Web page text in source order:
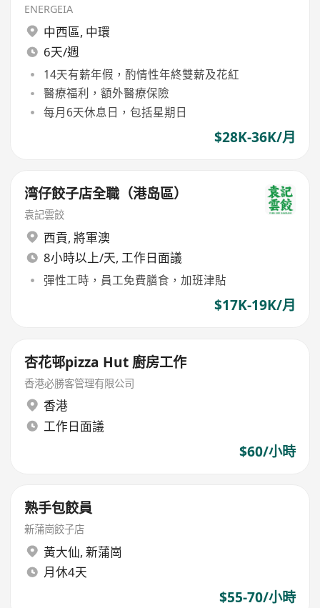
ENERGEIA
中西區, 中環
6天/週
14天有薪年假，酌情性年終雙薪及花紅
醫療福利，額外醫療保險
每月6天休息日，包括星期日
$28K-36K/月
湾仔餃子店全職（港岛區）
袁記雲餃
西貢, 將軍澳
8小時以上/天, 工作日面議
彈性工時，員工免費膳食，加班津貼
$17K-19K/月
杏花邨pizza Hut 廚房工作
香港必勝客管理有限公司
香港
工作日面議
$60/小時
熟手包餃員
新蒲崗餃子店
黃大仙, 新蒲崗
月休4天
$55-70/小時